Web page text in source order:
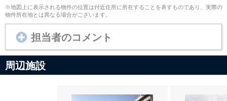
※地図上に表示される物件の位置は付近住所に所在することを表すものであり、実際の
物件所在地とは異なる場合がございます。
担当者のコメント
周辺施設